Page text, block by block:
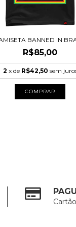
BANNED IN
R$85,00
2 x de R$42,50 sem
COMPRAR